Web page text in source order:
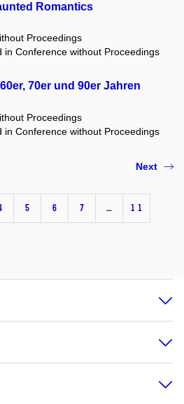
Romantics
Proceedings
in Conference without Proceedings
70er und 90er Jahren
Proceedings
in Conference without Proceedings
5 6 7 … 11
Next